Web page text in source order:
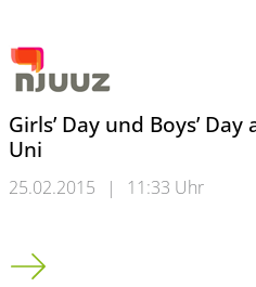
Girls’ Day und Boys’
Uni
25.02.2015 | 11:33 Uhr
Girls’ Day und Boys’ Day an der